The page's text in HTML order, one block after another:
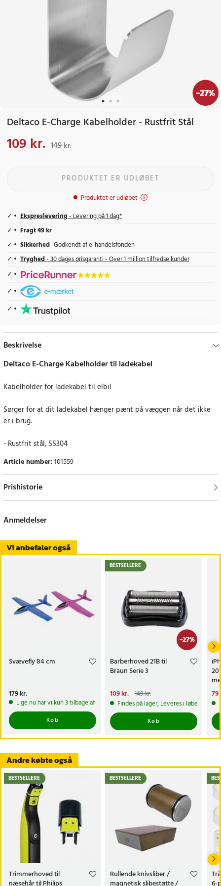
-27%
Deltaco E-Charge Kabelholder - Rustfrit Stål
Nuværende pris
109 kr. 149 kr.
PRODUKTET ER UDLØBET
Produktet er udløbet
Ekspreslevering- Levering på 1 dag*
Fragt 49 kr
Sikkerhed- Godkendt af e-handelsfonden
Tryghed- 30 dages prisgaranti - Over 1 million tilfredse kunder
Beskrivelse
Deltaco E-Charge Kabelholder til ladekabel
Kabelholder for ladekabel til elbil
Sørger for at dit ladekabel hænger pænt på væggen når det ikke
er i brug.
- Rustfrit stål, SS304
Article number:101559
Prishistorie
Vi anbefaler også
Svævefly 84 cm
Pris:179 kr.
179 kr.
Lige nu har vi kun 3 tilbage af dette produkt
Køb
-27%
BESTSELLERE
Barberhoved 21B til
Braun Serie 3
Nuværende pris
109 kr.Tidligere pris:149 kr.
109 kr. 149 kr.
Findes på lager, Leveres i løbet af 1-2
Køb
79
79
Anmeldelser
Andre købte også
BESTSELLERE
Trimmerhoved til
næsehår til Philips
BESTSELLERE
Rullende knivsliber /
magnetisk slibestøtte /
6-